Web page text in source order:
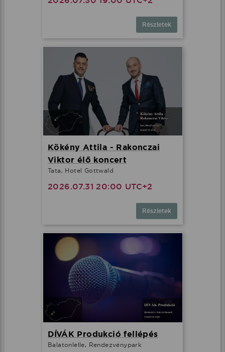
Részletek
Kökény Attila - Rakonczai
Viktor élő koncert
Tata, Hotel Gottwald
2026.07.31 20:00 UTC+2
Részletek
DÍVÁK Produkció fellépés
Balatonlelle, Rendezvénypark